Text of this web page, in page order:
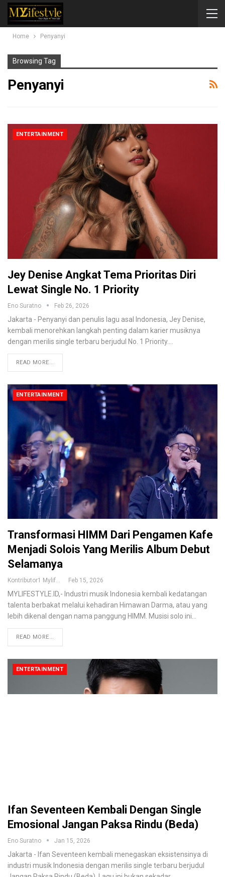
Home Penyanyi
Browsing Tag
Penyanyi
ENTERTAINMENT
Jey Denise Angkat Tema Prioritas Diri
Lewat Single No. 1 Priority
Eno Suratno Feb 26, 2026
Jakarta - Penyanyi dan penulis lagu asal Indonesia, Jey Denise,
kembali menorehkan langkah penting dalam karier musiknya
dengan merilis single terbaru berjudul No. 1 Priority.
READ MORE...
ENTERTAINMENT
Transformasi HIMM Dari Pengamen Kafe
Menjadi Solois Yang Merilis Album Debut
Selamanya
Kontributor1 Mylifestyle Feb 15, 2026
MYLIFESTYLE.ID,- Industri musik Indonesia kembali kedatangan
talenta berbakat melalui kehadiran Himawan Darma, atau yang
lebih dikenal dengan nama panggung HIMM. Musisi solo ini
READ MORE...
ENTERTAINMENT
Ifan Seventeen Kembali Dengan Single
Emosional Jangan Paksa Rindu (Beda)
Eno Suratno Jan 15, 2026
Jakarta - Ifan Seventeen kembali menegaskan eksistensinya di
industri musik Indonesia dengan merilis single terbaru berjudul